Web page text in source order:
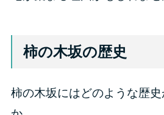
柿の木坂の歴史
柿の木坂にはどのような歴史